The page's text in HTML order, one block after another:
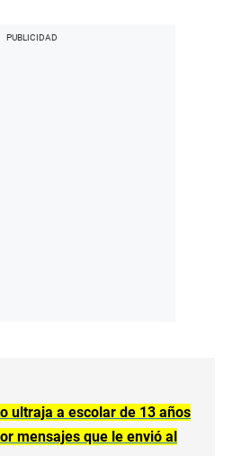
ultraja a escolar de 13 años
mensajes que le envió al